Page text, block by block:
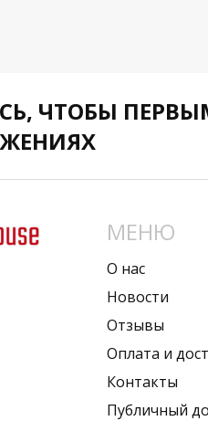
ЧТОБЫ
МЕНЮ
О нас
Новости
Отзывы
Оплата и
Контакты
Публичный